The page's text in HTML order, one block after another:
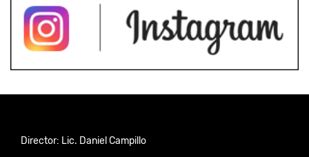
Director: Lic. Daniel Campillo